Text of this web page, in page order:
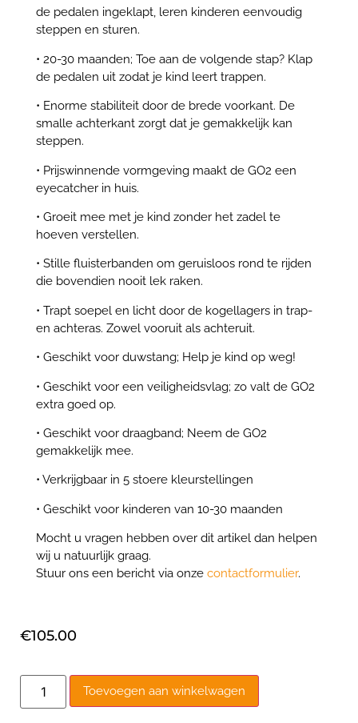
de pedalen ingeklapt, leren kinderen eenvoudig
steppen en sturen.
• 20-30 maanden; Toe aan de volgende stap? Klap
de pedalen uit zodat je kind leert trappen.
• Enorme stabiliteit door de brede voorkant. De
smalle achterkant zorgt dat je gemakkelijk kan
steppen.
• Prijswinnende vormgeving maakt de GO2 een
eyecatcher in huis.
• Groeit mee met je kind zonder het zadel te
hoeven verstellen.
• Stille fluisterbanden om geruisloos rond te rijden
die bovendien nooit lek raken.
• Trapt soepel en licht door de kogellagers in trap-
en achteras. Zowel vooruit als achteruit.
• Geschikt voor duwstang; Help je kind op weg!
• Geschikt voor een veiligheidsvlag; zo valt de GO2
extra goed op.
• Geschikt voor draagband; Neem de GO2
gemakkelijk mee.
• Verkrijgbaar in 5 stoere kleurstellingen
• Geschikt voor kinderen van 10-30 maanden
Mocht u vragen hebben over dit artikel dan helpen
wij u natuurlijk graag.
Stuur ons een bericht via onze contactformulier.
€105.00
Toevoegen aan winkelwagen